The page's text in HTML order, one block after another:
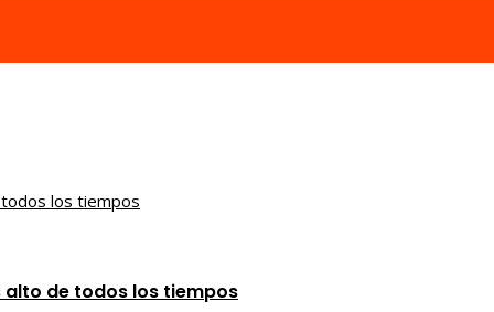
alto de todos los tiempos